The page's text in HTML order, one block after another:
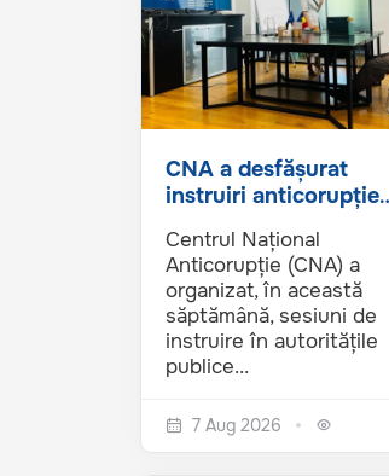
CNA a desfășurat
instruiri anticorupție
de...
Centrul Național
Anticorupție (CNA) a
organizat, în această
săptămână, sesiuni de
instruire în autoritățile
publice...
7 Aug 2026